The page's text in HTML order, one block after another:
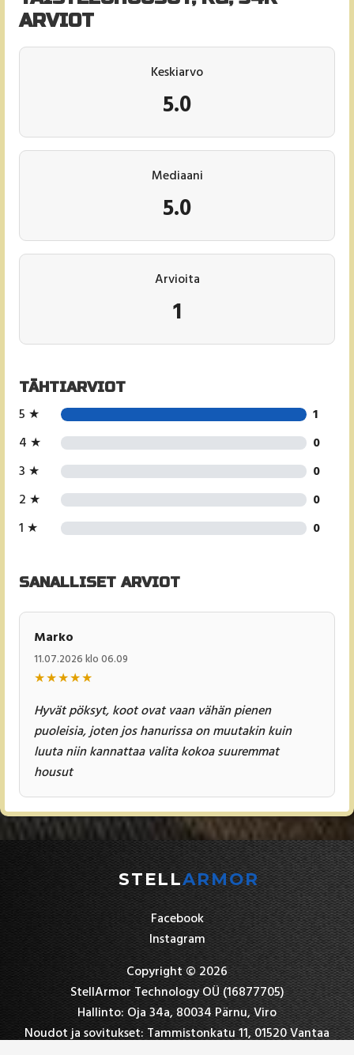
ARVIOT
Keskiarvo
5.0
Mediaani
5.0
Arvioita
1
TÄHTIARVIOT
5 ★
1
4 ★
0
3 ★
0
2 ★
0
1 ★
0
SANALLISET ARVIOT
Marko
11.07.2026 klo 06.09
★★★★★
Hyvät pöksyt, koot ovat vaan vähän pienen
puoleisia, joten jos hanurissa on muutakin kuin
luuta niin kannattaa valita kokoa suuremmat
housut
STELLARMOR
Facebook
Instagram
Copyright © 2026
StellArmor Technology OÜ (16877705)
Hallinto: Oja 34a, 80034 Pärnu, Viro
Noudot ja sovitukset: Tammistonkatu 11, 01520 Vantaa